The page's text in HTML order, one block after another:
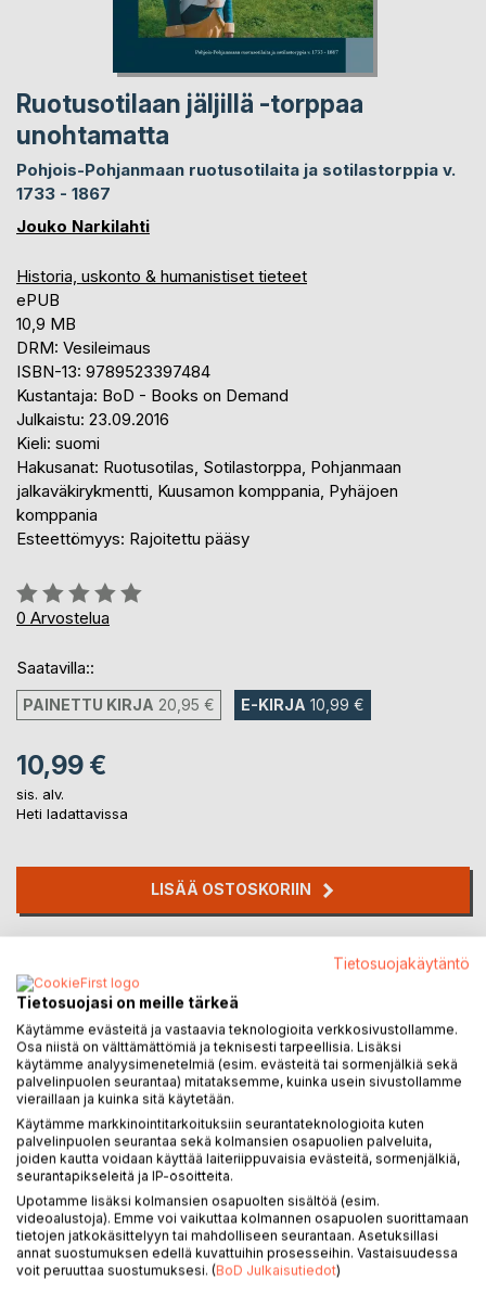
Ruotusotilaan jäljillä -torppaa
unohtamatta
Pohjois-Pohjanmaan ruotusotilaita ja sotilastorppia v.
1733 - 1867
Jouko Narkilahti
Historia, uskonto & humanistiset tieteet
ePUB
10,9 MB
DRM: Vesileimaus
ISBN-13: 9789523397484
Kustantaja: BoD - Books on Demand
Julkaistu: 23.09.2016
Kieli: suomi
Hakusanat: Ruotusotilas, Sotilastorppa, Pohjanmaan
jalkaväkirykmentti, Kuusamon komppania, Pyhäjoen
komppania
Esteettömyys: Rajoitettu pääsy
Arvostelu::
0%
0 Arvostelua
Saatavilla::
PAINETTU KIRJA 20,95 € E-KIRJA 10,99 €
10,99 €
sis. alv.
Heti ladattavissa
LISÄÄ OSTOSKORIIN
Arvostele tuote
KUVAUS
Sukututkijat törmäävät usein omissa selvityksissään entisiin
ruotusotilaisiin, joista tietoa on saatavilla kovin hajanaisesti.
Ne avaavat kuitenkin tutkimukseen aivan uudenlaisen
näkökulman. Harvemmin löytyy niin yksityiskohtaista tietoa
Tietosuojakäytäntö
Tietosuojasi on meille tärkeä
Käytämme evästeitä ja vastaavia teknologioita verkkosivustollamme.
Osa niistä on välttämättömiä ja teknisesti tarpeellisia. Lisäksi
käytämme analyysimenetelmiä (esim. evästeitä tai sormenjälkiä sekä
palvelinpuolen seurantaa) mitataksemme, kuinka usein sivustollamme
vieraillaan ja kuinka sitä käytetään.
Käytämme markkinointitarkoituksiin seurantateknologioita kuten
palvelinpuolen seurantaa sekä kolmansien osapuolien palveluita,
joiden kautta voidaan käyttää laiteriippuvaisia evästeitä, sormenjälkiä,
seurantapikseleitä ja IP-osoitteita.
Upotamme lisäksi kolmansien osapuolten sisältöä (esim.
videoalustoja). Emme voi vaikuttaa kolmannen osapuolen suorittamaan
tietojen jatkokäsittelyyn tai mahdolliseen seurantaan. Asetuksillasi
annat suostumuksen edellä kuvattuihin prosesseihin. Vastaisuudessa
voit peruuttaa suostumuksesi. (BoD Julkaisutiedot)